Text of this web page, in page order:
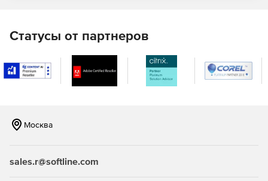
Статусы от партнеров
Москва
sales.r@softline.com